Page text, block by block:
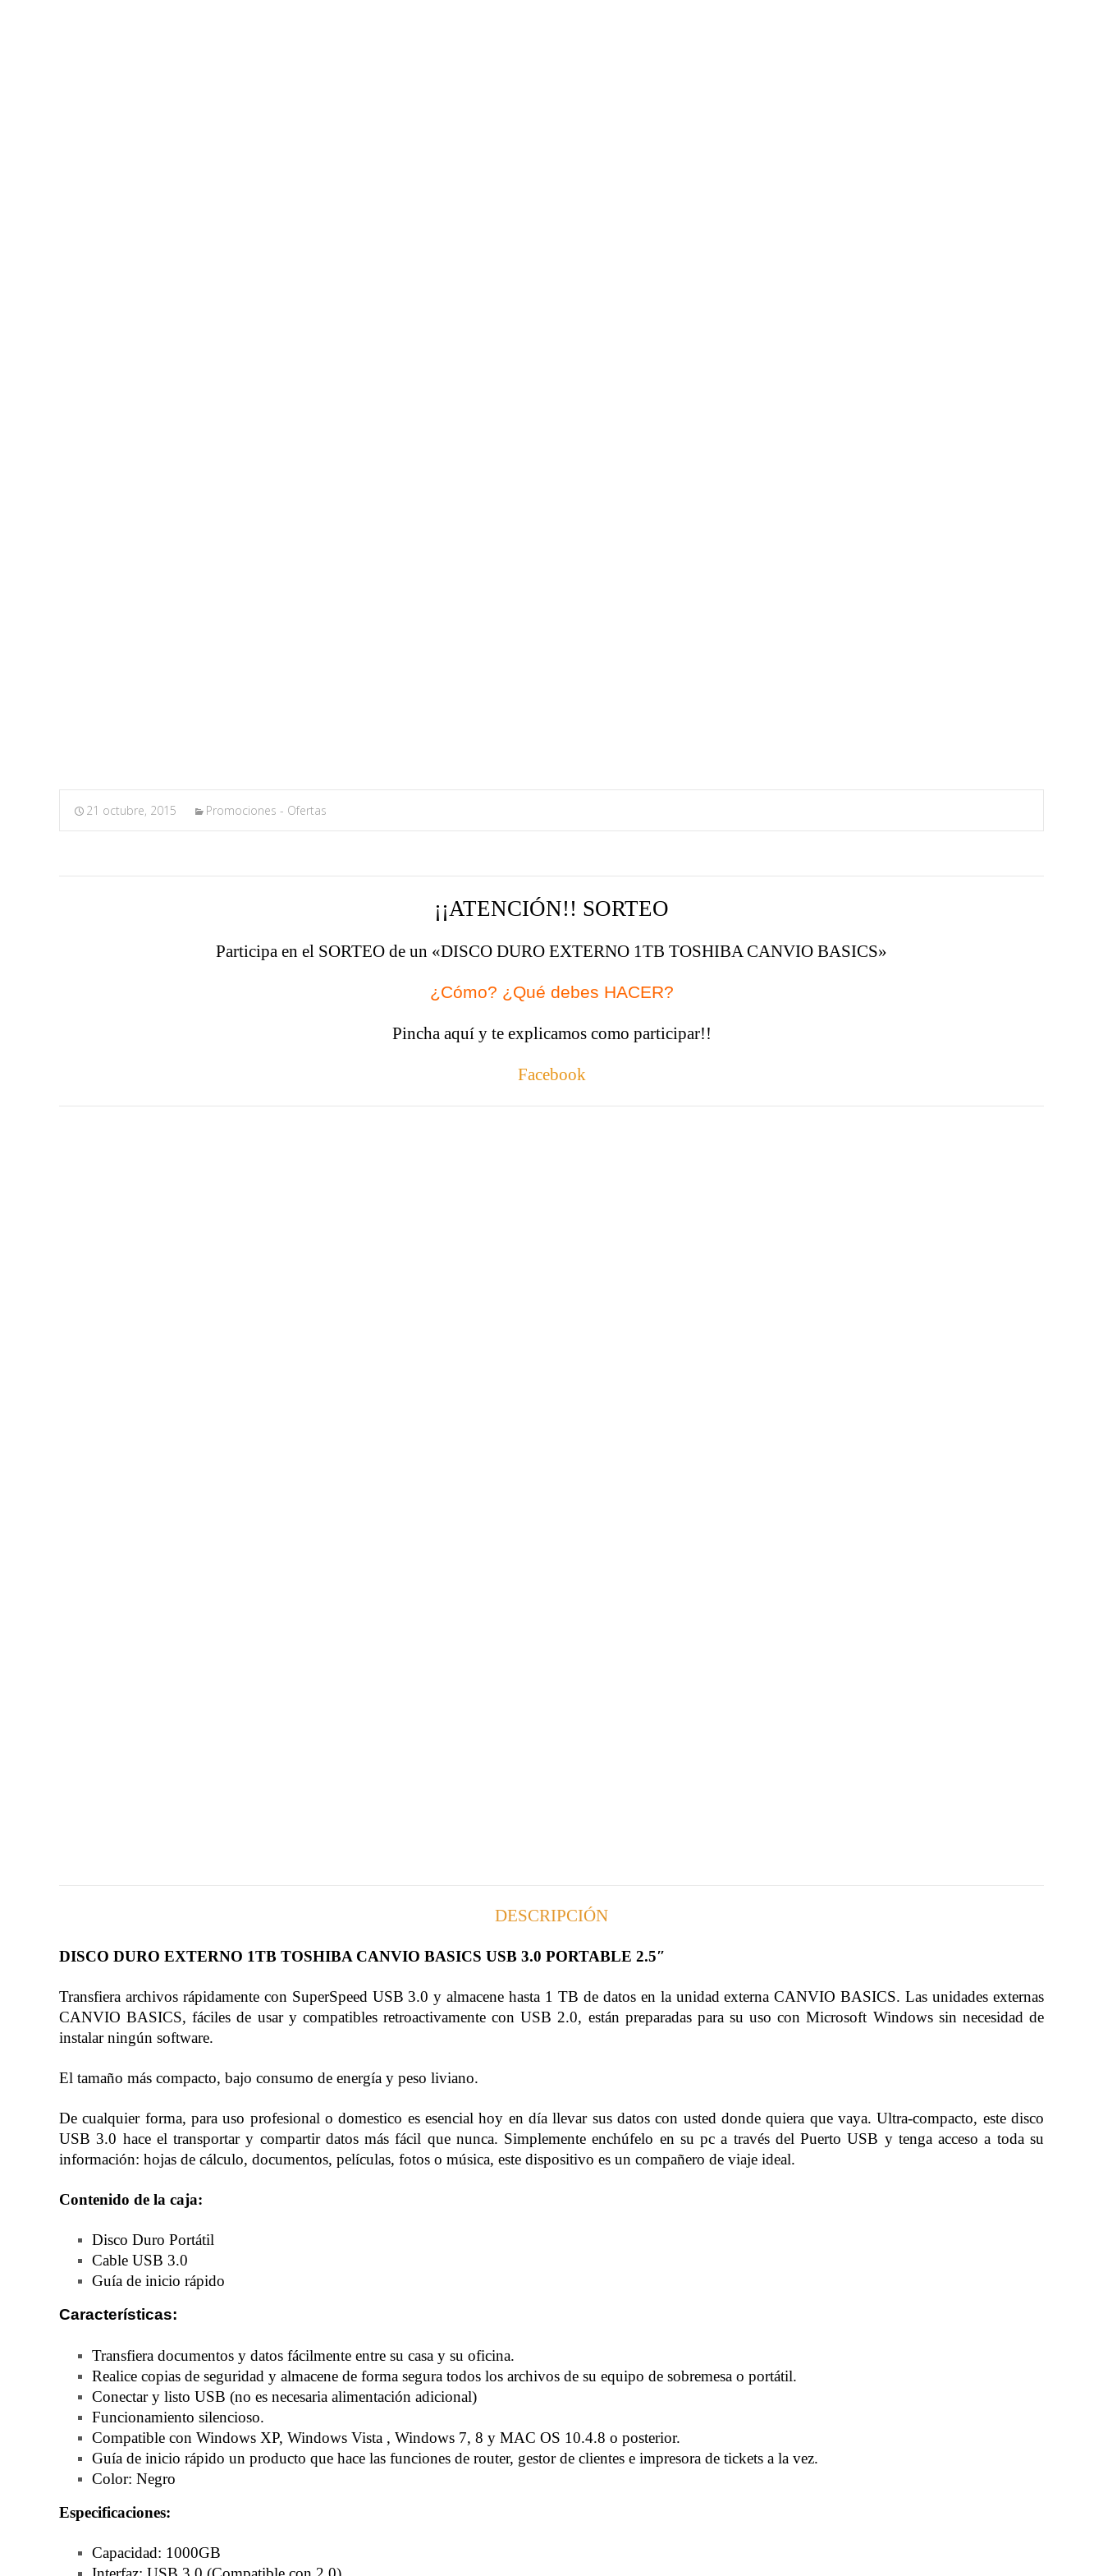
21 octubre, 2015 Promociones - Ofertas
¡¡ATENCIÓN!! SORTEO
Participa en el SORTEO de un «DISCO DURO EXTERNO 1TB TOSHIBA CANVIO BASICS»
¿Cómo? ¿Qué debes HACER?
Pincha aquí y te explicamos como participar!!
Facebook
DESCRIPCIÓN
DISCO DURO EXTERNO 1TB TOSHIBA CANVIO BASICS USB 3.0 PORTABLE 2.5″
Transfiera archivos rápidamente con SuperSpeed USB 3.0 y almacene hasta 1 TB de datos en la unidad externa CANVIO BASICS. Las unidades externas
CANVIO BASICS, fáciles de usar y compatibles retroactivamente con USB 2.0, están preparadas para su uso con Microsoft Windows sin necesidad de
instalar ningún software.
El tamaño más compacto, bajo consumo de energía y peso liviano.
De cualquier forma, para uso profesional o domestico es esencial hoy en día llevar sus datos con usted donde quiera que vaya. Ultra-compacto, este disco
USB 3.0 hace el transportar y compartir datos más fácil que nunca. Simplemente enchúfelo en su pc a través del Puerto USB y tenga acceso a toda su
información: hojas de cálculo, documentos, películas, fotos o música, este dispositivo es un compañero de viaje ideal.
Contenido de la caja:
Disco Duro Portátil
Cable USB 3.0
Guía de inicio rápido
Características:
Transfiera documentos y datos fácilmente entre su casa y su oficina.
Realice copias de seguridad y almacene de forma segura todos los archivos de su equipo de sobremesa o portátil.
Conectar y listo USB (no es necesaria alimentación adicional)
Funcionamiento silencioso.
Compatible con Windows XP, Windows Vista , Windows 7, 8 y MAC OS 10.4.8 o posterior.
Guía de inicio rápido un producto que hace las funciones de router, gestor de clientes e impresora de tickets a la vez.
Color: Negro
Especificaciones:
Capacidad: 1000GB